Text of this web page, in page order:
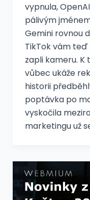
vypnula,
pálivým
Gemini rovnou
TikTok vám
zapli kameru. K
vůbec ukáže
historii
poptávka po
vyskočila
marketingu už